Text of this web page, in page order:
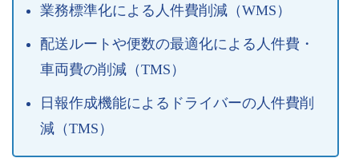
業務標準化による人件費削減（WMS）
配送ルートや便数の最適化による人件費・
車両費の削減（TMS）
日報作成機能によるドライバーの人件費削
減（TMS）